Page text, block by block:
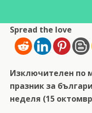
Spread the love
Изключителен по
празник за
неделя (15